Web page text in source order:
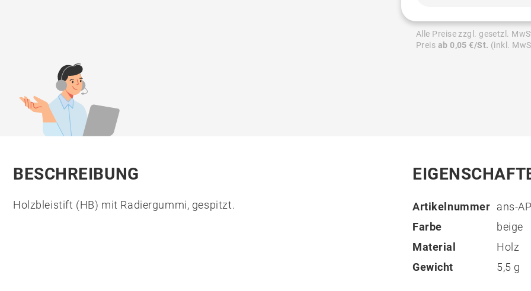
Alle Preise zzgl. gesetzl.
Preis ab 0,05 €/St. (inkl.
BESCHREIBUNG
Holzbleistift (HB) mit Radiergummi, gespitzt. Artikelnummer ans-
Farbe
beige
Material
Holz
Gewicht
5,5 g